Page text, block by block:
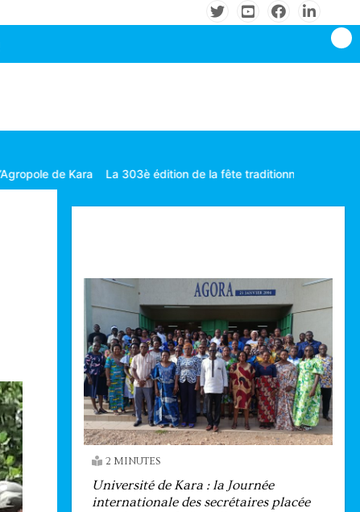
La 303è édition de la fête traditionnelle Gbagba célébrée dans la
2 MINUTES
Université de Kara : la Journée
internationale des secrétaires placée